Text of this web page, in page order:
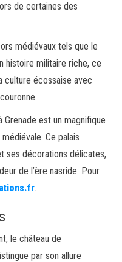
de certaines des
médiévaux tels que le
histoire militaire riche, ce
culture écossaise avec
Grenade est un magnifique
Ce palais
ses décorations délicates,
de l’ère nasride. Pour
.
le château de
par son allure